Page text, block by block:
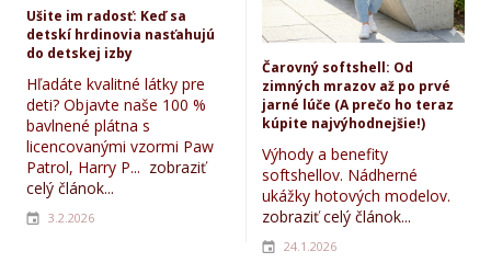
Ušite im radosť: Keď sa
detskí hrdinovia nasťahujú
do detskej izby
Hľadáte kvalitné látky pre
deti? Objavte naše 100 %
bavlnené plátna s
licencovanými vzormi Paw
Patrol, Harry P... zobraziť
celý článok...
3.2.2026
Čarovný softshell: Od
zimných mrazov až po prvé
jarné lúče (A prečo ho teraz
kúpite najvýhodnejšie!)
Výhody a benefity
softshellov. Nádherné
ukážky hotových modelov.
zobraziť celý článok...
24.1.2026